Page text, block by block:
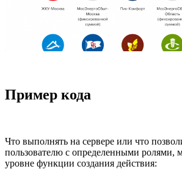
Пример кода
Что выполнять на сервере или что
пользователю с определенными ролями,
уровне функции создания действия: